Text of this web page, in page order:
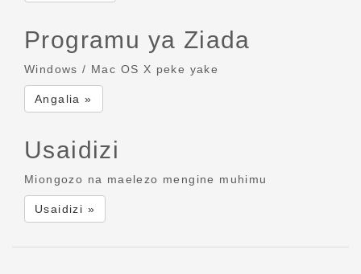
Programu ya Ziada
Windows / Mac OS X peke yake
Angalia »
Usaidizi
Miongozo na maelezo mengine muhimu
Usaidizi »